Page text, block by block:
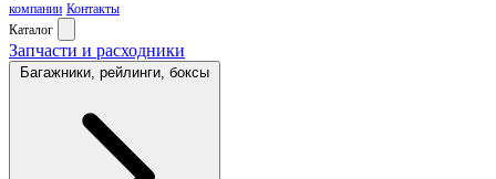
компании Контакты
Каталог
Запчасти и расходники
Багажники, рейлинги, боксы